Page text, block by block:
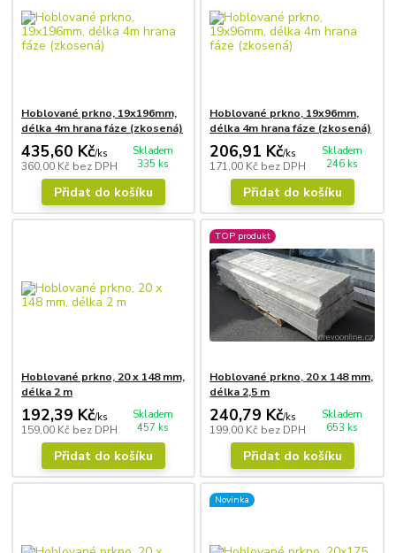
Hoblované prkno, 19x196mm,
délka 4m hrana fáze (zkosená)
435,60 Kč/ks
360,00 Kč bez DPH
Skladem
335 ks
Přidat do košíku
Hoblované prkno, 19x96mm,
délka 4m hrana fáze (zkosená)
206,91 Kč/ks
171,00 Kč bez DPH
Skladem
246 ks
Přidat do košíku
Hoblované prkno, 20 x 148 mm,
délka 2 m
192,39 Kč/ks
159,00 Kč bez DPH
Skladem
457 ks
Přidat do košíku
TOP produkt
Hoblované prkno, 20 x 148 mm,
délka 2,5 m
240,79 Kč/ks
199,00 Kč bez DPH
Skladem
653 ks
Přidat do košíku
Novinka